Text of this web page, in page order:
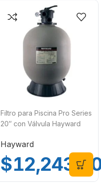
Filtro para Piscina Pro Series
20″ con Válvula Hayward
Hayward
$